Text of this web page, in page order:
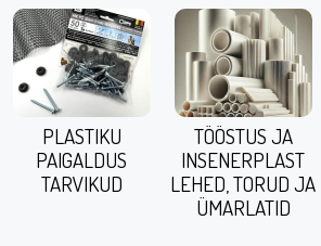
PLASTIKU
PAIGALDUS
TARVIKUD
TÖÖSTUS JA
INSENERPLAST
LEHED, TORUD JA
ÜMARLATID